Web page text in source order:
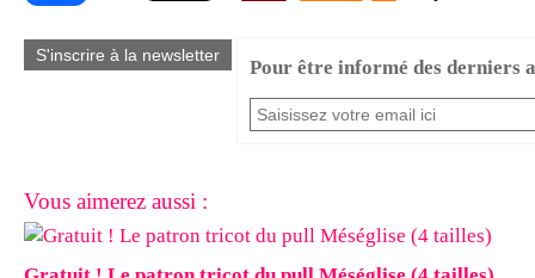
S'inscrire à la newsletter
Pour être informé des derniers
Vous aimerez aussi :